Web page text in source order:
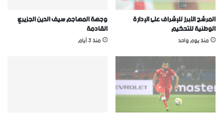
المرشح الأبرز للإشراف على الإدارة
الوطنية للتحكيم
منذ يوم واحد
وجهة المهاجم سيف الدين الجزيري
القادمة
منذ 3 أيام